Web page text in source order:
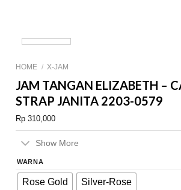
HOME / X-JAM
JAM TANGAN ELIZABETH –
STRAP JANITA 2203-0579
Rp 310,000
Show More
WARNA
Rose Gold Silver-Rose